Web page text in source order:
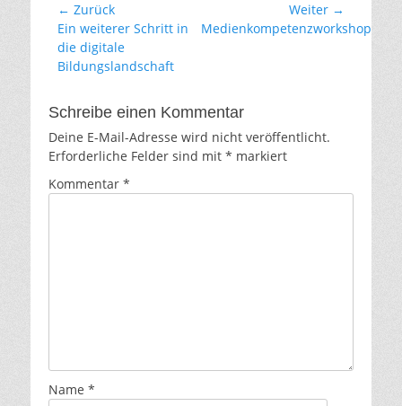
Beitragsnavigation
← Zurück
Vorhergehender
Beitrag:
Ein weiterer Schritt in
die digitale
Bildungslandschaft
Weiter →
Nächster
Medienkompetenzworkshop
Schreibe einen Kommentar
Deine E-Mail-Adresse wird nicht veröffentlicht.
Erforderliche Felder sind mit * markiert
Kommentar *
Name *